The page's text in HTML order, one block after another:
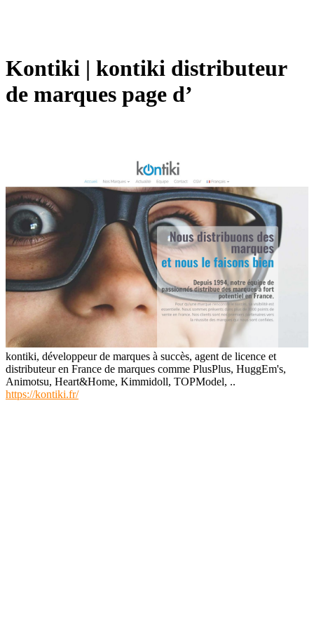
Kontiki | kontiki distribu­teur
de marques page d’
kontiki, développeur de marques à succès, agent de licence et
distributeur en France de marques comme PlusPlus, HuggEm's,
Animotsu, Heart&Home, Kimmidoll, TOPModel, ..
https://kontiki.fr/